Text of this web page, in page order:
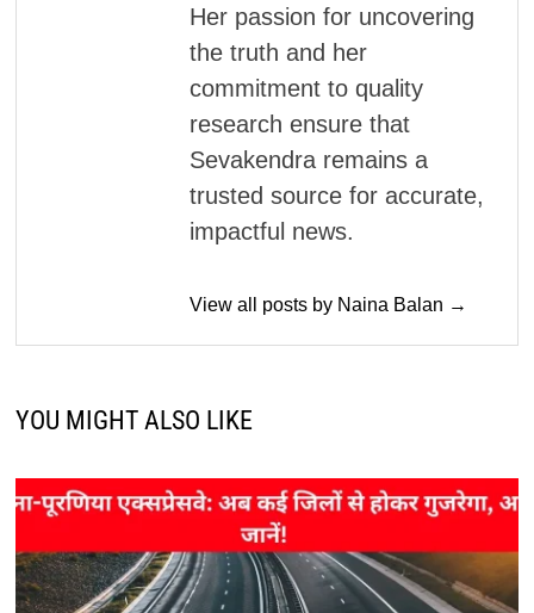
Her passion for uncovering
the truth and her
commitment to quality
research ensure that
Sevakendra remains a
trusted source for accurate,
impactful news.
View all posts by Naina Balan →
YOU MIGHT ALSO LIKE